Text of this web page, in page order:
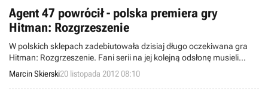
Agent 47 powrócił - polska premiera gry
Hitman: Rozgrzeszenie
W polskich sklepach zadebiutowała dzisiaj długo oczekiwana gra
Hitman: Rozgrzeszenie. Fani serii na jej kolejną odsłonę musieli
czekać ponad sześć lat. Tytuł został wydany w naszym kraju w
polskiej i angielskiej wersji językowej przez firmę Cenega na PC,
PlayStation 3 oraz Xboksa 360.
Marcin Skierski20 listopada 2012 08:10